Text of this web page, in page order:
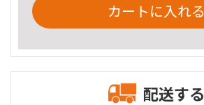
カートに入れる
配送する